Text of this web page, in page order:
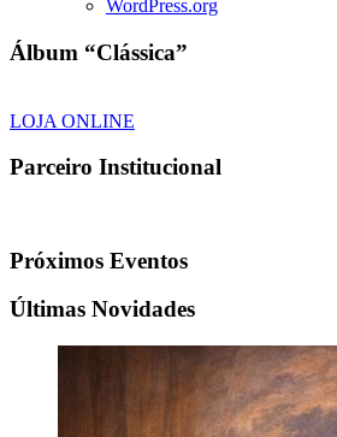
WordPress.org
Álbum “Clássica”
LOJA ONLINE
Parceiro Institucional
Próximos Eventos
Últimas Novidades